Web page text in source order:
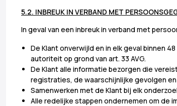
5.2. INBREUK IN VERBAND MET
In geval van een inbreuk in verband met
De Klant onverwijld en in elk geval binnen
autoriteit op grond van art. 33 AVG.
De Klant alle informatie bezorgen die
registraties, de waarschijnlijke gevolgen
Samenwerken met de Klant bij elk
Alle redelijke stappen ondernemen om de